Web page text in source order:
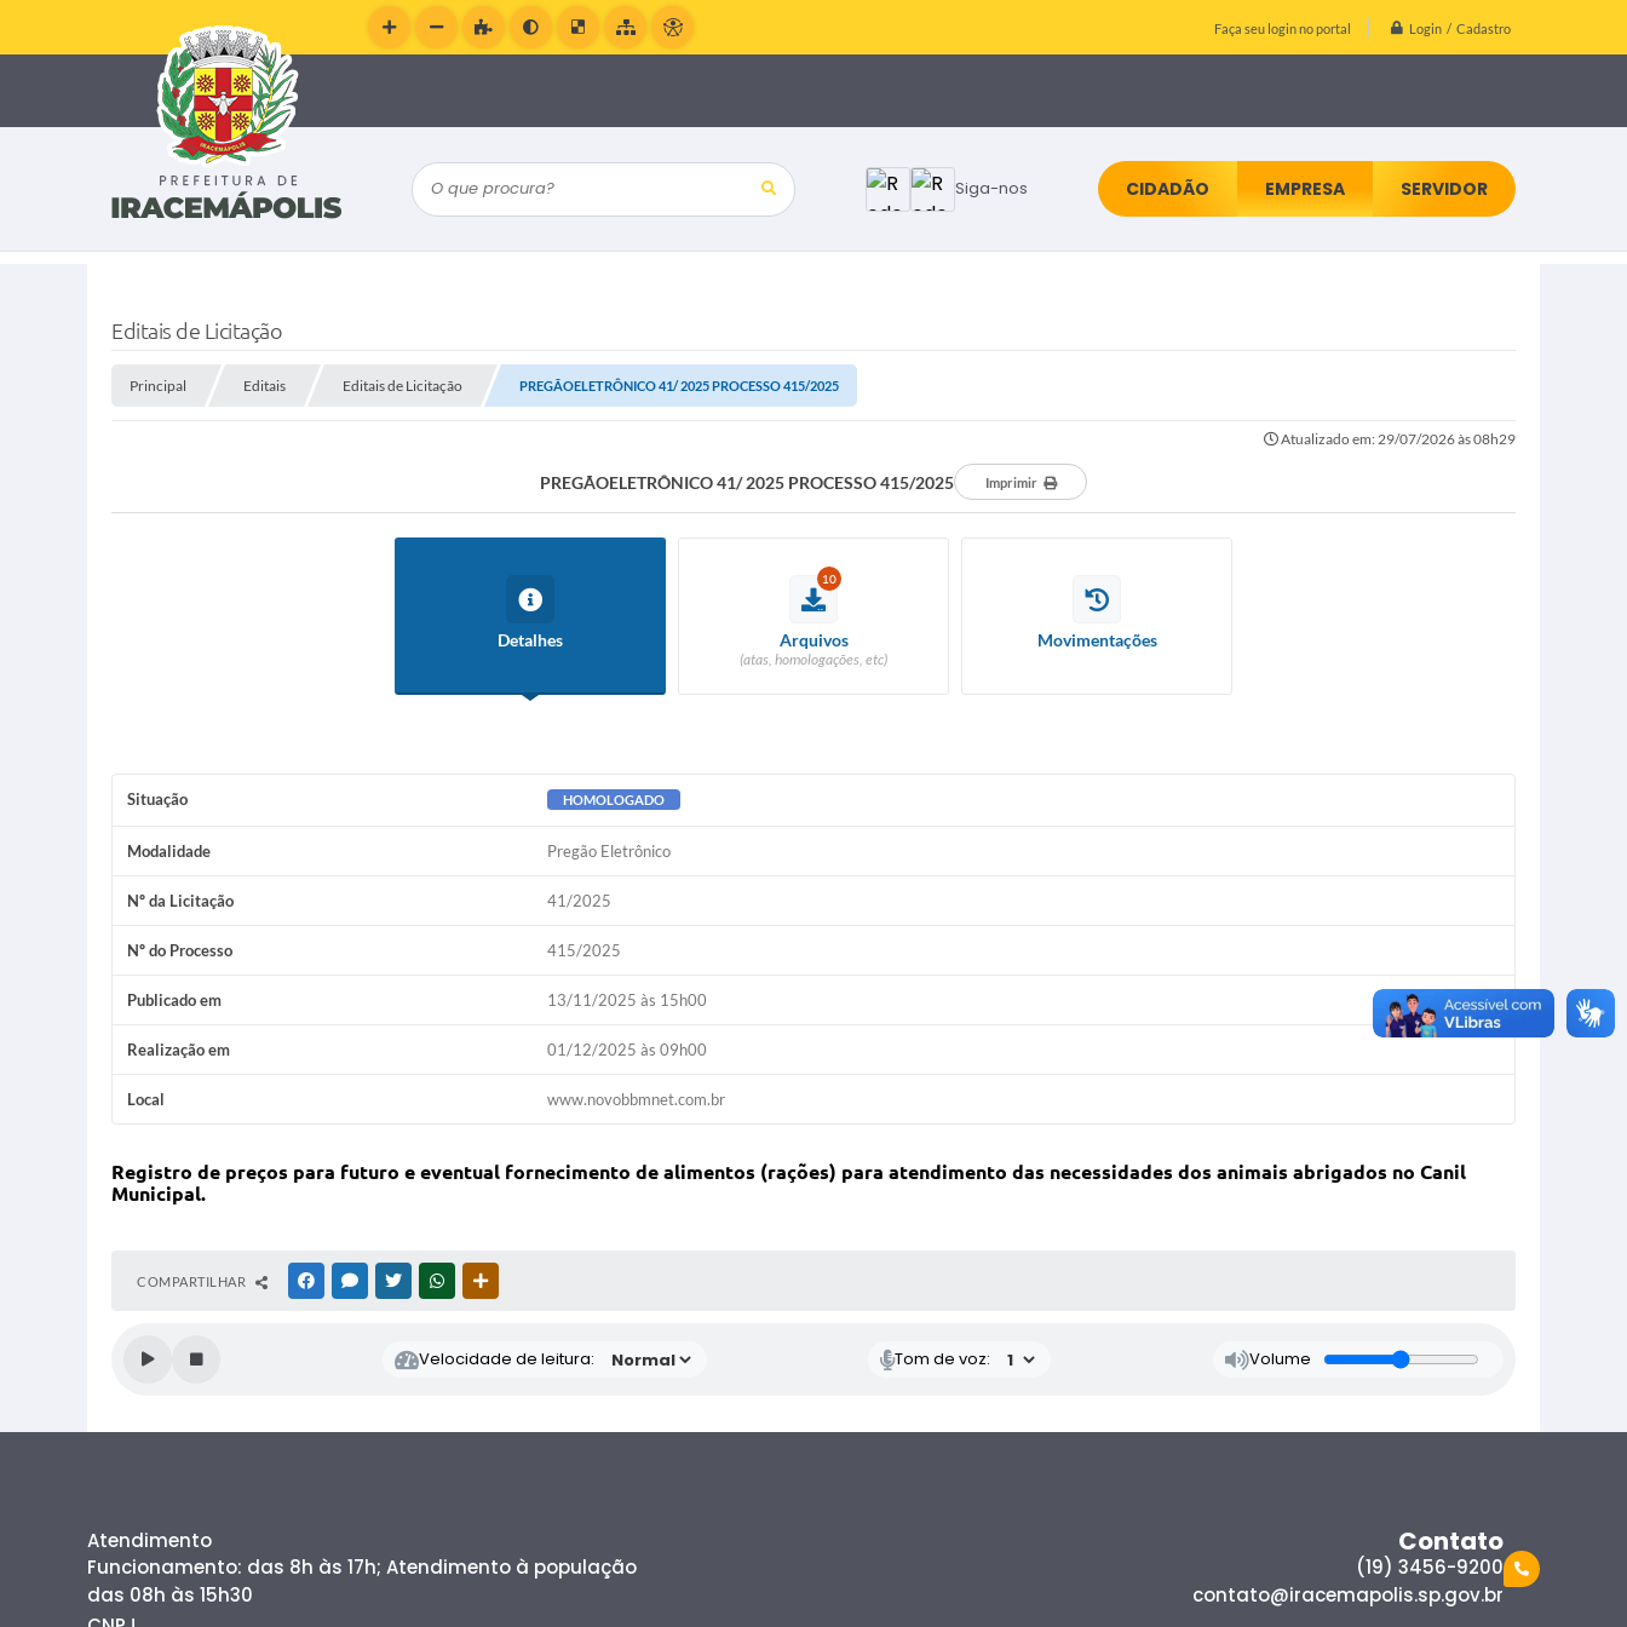
Faça seu login no portal Login / Cadastro
Siga-nos
O que procura? CIDADÃO EMPRESA SERVIDOR
Editais de Licitação
Principal Editais Editais de Licitação PREGÃOELETRÔNICO 41/ 2025 PROCESSO 415/2025
Atualizado em: 29/07/2026 às 08h29
PREGÃOELETRÔNICO 41/ 2025 PROCESSO 415/2025 Imprimir
Detalhes
10
Arquivos
(atas, homologações, etc)
Movimentações
Situação HOMOLOGADO
Modalidade Pregão Eletrônico
Nº da Licitação 41/2025
Nº do Processo 415/2025
Publicado em 13/11/2025 às 15h00
Realização em 01/12/2025 às 09h00
Local www.novobbmnet.com.br
Registro de preços para futuro e eventual fornecimento de alimentos (rações) para atendimento das necessidades dos animais abrigados no Canil
Municipal.
COMPARTILHAR FACEBOOKMESSENGER
TWITTERWHATSAPP
Velocidade de leitura: Tom de voz: Volume
Contato
(19) 3456-9200
contato@iracemapolis.sp.gov.br
Atendimento
Funcionamento: das 8h às 17h; Atendimento à população
das 08h às 15h30